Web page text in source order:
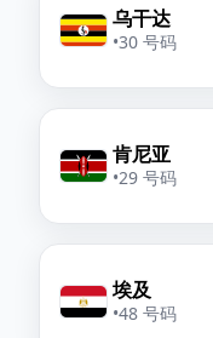
乌干达
•30 号码
肯尼亚
•29 号码
埃及
•48 号码